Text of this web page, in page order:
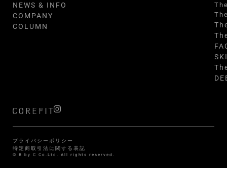
NEWS & INFO
COMPANY
COLUMN
© B by C Co.Ltd. All rights reserved.
プライバシーポリシー
特定商取引法に関する表記